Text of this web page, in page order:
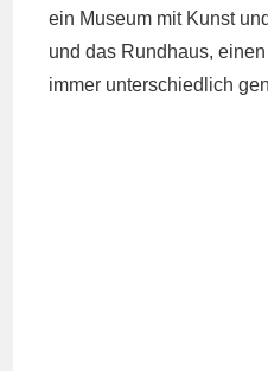
ein Museum mit Kunst
und das Rundhaus,
immer unterschiedlich